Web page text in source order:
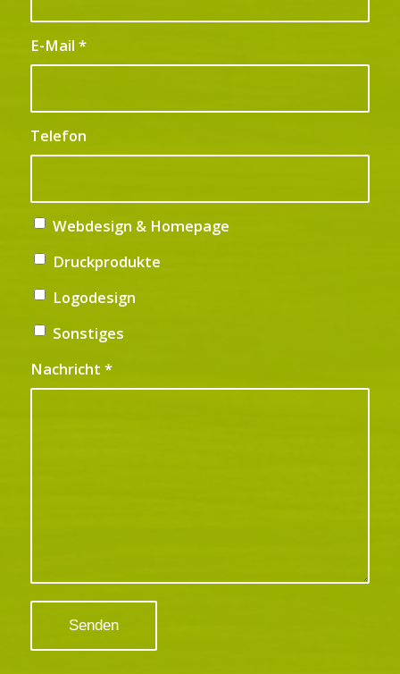
E-Mail *
Telefon
Webdesign & Homepage
Druckprodukte
Logodesign
Sonstiges
Nachricht *